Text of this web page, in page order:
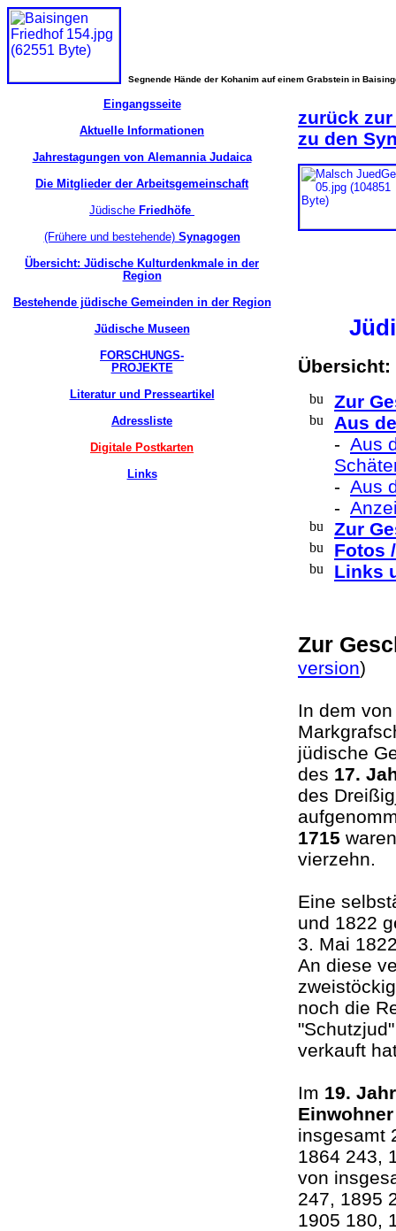
Segnende Hände der Kohanim auf einem Grabstein in
Eingangsseite
Aktuelle Informationen
Jahrestagungen von Alemannia Judaica
Die Mitglieder der Arbeitsgemeinschaft
Jüdische Friedhöfe
(Frühere und bestehende)Synagogen
Übersicht: Jüdische Kulturdenkmale in der
Region
Bestehende jüdische Gemeinden in der Region
Jüdische Museen
FORSCHUNGS-
PROJEKTE
Literatur und Presseartikel
Adressliste
Digitale Postkarten
Links
zurück
zu den
Übersicht:
Zur
Aus
- Aus
- Aus
-
Zur
Fotos
Links
Zur
version)
In dem
jüdische
des 17.
des
1715
vierzehn.
Eine
und 1822
3. Mai
An diese
noch die
verkauft
Im 19.
Einwohner
insgesamt
1864 243,
von
247, 1895
1905 180,